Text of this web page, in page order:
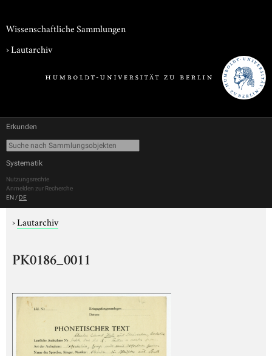
Wissenschaftliche Sammlungen
›Lautarchiv
Erkunden
Systematik
Nutzungsrechte
Anmelden zur Recherche
EN / DE
›Lautarchiv
PK0186_0011